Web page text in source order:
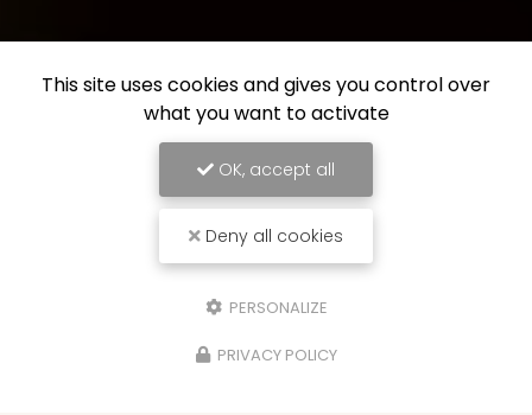
This site uses cookies and gives you control over
what you want to activate
OK, accept all
Deny all cookies
PERSONALIZE
PRIVACY POLICY